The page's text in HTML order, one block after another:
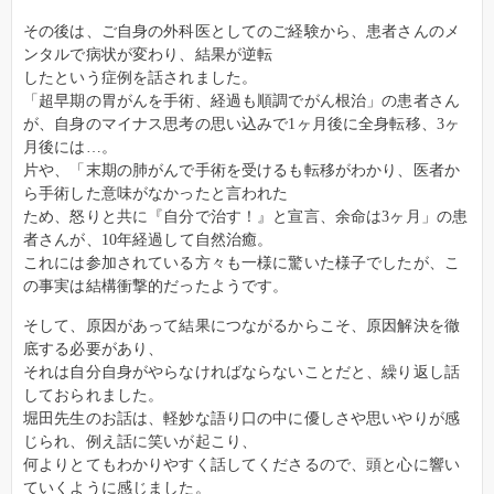
その後は、ご自身の外科医としてのご経験から、患者さんのメ
ンタルで病状が変わり、結果が逆転
したという症例を話されました。
「超早期の胃がんを手術、経過も順調でがん根治」の患者さん
が、自身のマイナス思考の思い込みで1ヶ月後に全身転移、3ヶ
月後には…。
片や、「末期の肺がんで手術を受けるも転移がわかり、医者か
ら手術した意味がなかったと言われた
ため、怒りと共に『自分で治す！』と宣言、余命は3ヶ月」の患
者さんが、10年経過して自然治癒。
これには参加されている方々も一様に驚いた様子でしたが、こ
の事実は結構衝撃的だったようです。
そして、原因があって結果につながるからこそ、原因解決を徹
底する必要があり、
それは自分自身がやらなければならないことだと、繰り返し話
しておられました。
堀田先生のお話は、軽妙な語り口の中に優しさや思いやりが感
じられ、例え話に笑いが起こり、
何よりとてもわかりやすく話してくださるので、頭と心に響い
ていくように感じました。